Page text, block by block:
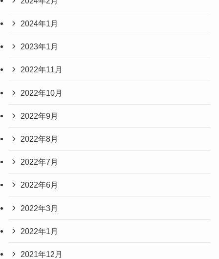
2024年1月
2023年1月
2022年11月
2022年10月
2022年9月
2022年8月
2022年7月
2022年6月
2022年3月
2022年1月
2021年12月